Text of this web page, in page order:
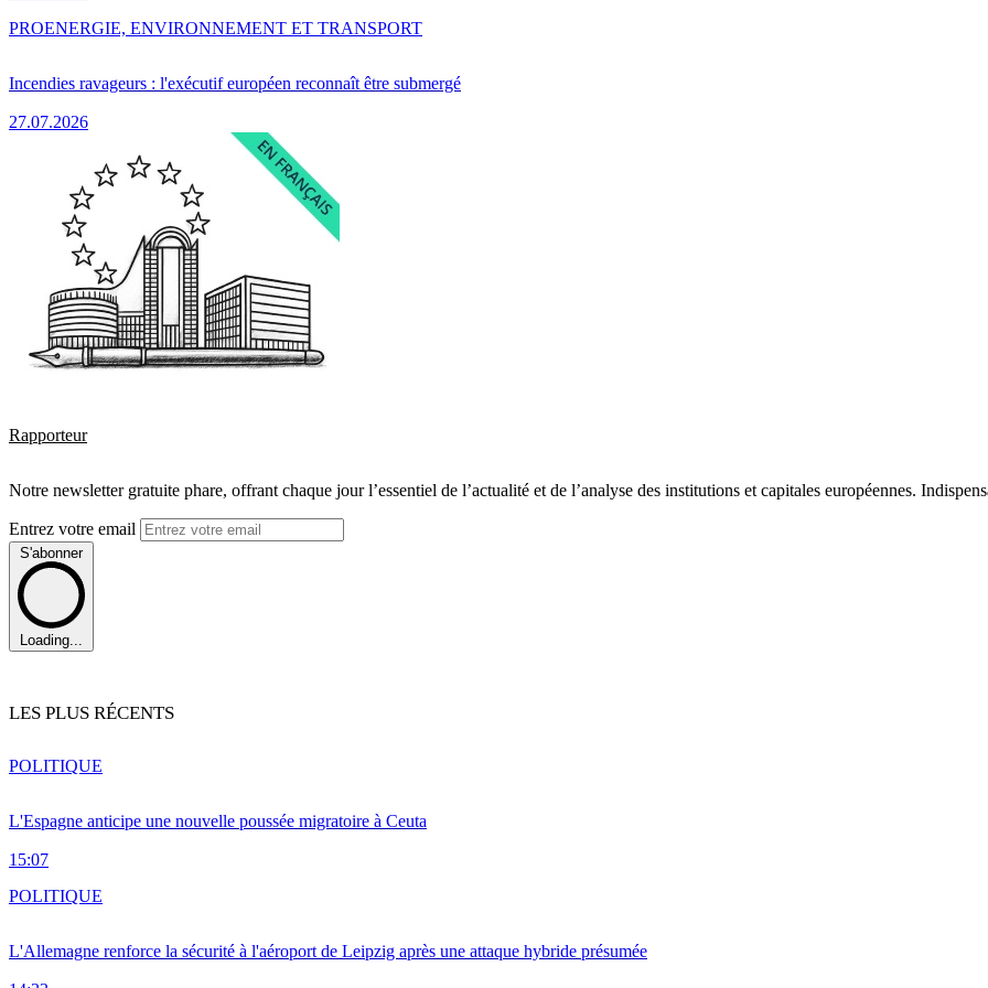
Incendies ravageurs : l'exécutif européen reconnaît être submergé
27.07.2026
PROENERGIE, ENVIRONNEMENT ET TRANSPORT
Rapporteur
Notre newsletter gratuite phare, offrant chaque jour l’essentiel de l’actualité et de l’analyse des institutions et capitales européennes.
Entrez votre email
S'abonner
Loading...
LES PLUS RÉCENTS
L'Espagne anticipe une nouvelle poussée migratoire à Ceuta
15:07
POLITIQUE
L'Allemagne renforce la sécurité à l'aéroport de Leipzig après une attaque hybride présumée
POLITIQUE